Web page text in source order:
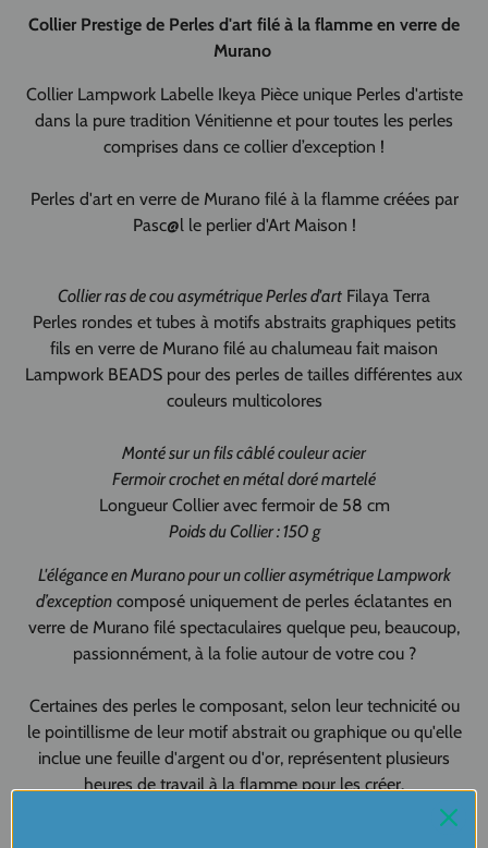
Collier Prestige de Perles d'art filé à la flamme en verre de
Murano
Collier Lampwork Labelle Ikeya Pièce unique Perles d'artiste
dans la pure tradition Vénitienne et pour toutes les perles
comprises dans ce collier d’exception !
Perles d'art en verre de Murano filé à la flamme créées par
Pasc@l le perlier d'Art Maison !
Collier ras de cou asymétrique Perles d'art Filaya Terra
Perles rondes et tubes à motifs abstraits graphiques petits
fils en verre de Murano filé au chalumeau fait maison
Lampwork BEADS pour des perles de tailles différentes aux
couleurs multicolores
Monté sur un fils câblé couleur acier
Fermoir crochet en métal doré martelé
Longueur Collier avec fermoir de 58 cm
Poids du Collier : 150 g
L'élégance en Murano pour un collier asymétrique Lampwork
d’exception composé uniquement de perles éclatantes en
verre de Murano filé spectaculaires quelque peu, beaucoup,
passionnément, à la folie autour de votre cou ?
Certaines des perles le composant, selon leur technicité ou
le pointillisme de leur motif abstrait ou graphique ou qu'elle
inclue une feuille d'argent ou d'or, représentent plusieurs
heures de travail à la flamme pour les créer.